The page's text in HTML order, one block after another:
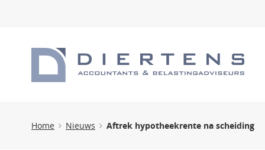
Home Nieuws Aftrek hypotheekrente na scheiding